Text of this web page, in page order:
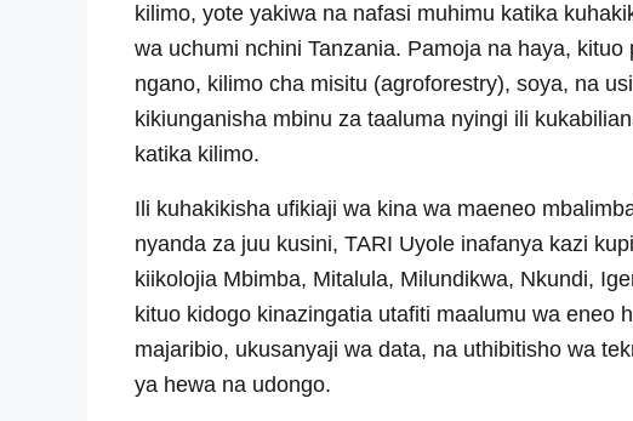
kilimo, yote yakiwa na nafasi muhimu katika
wa uchumi nchini Tanzania. Pamoja na haya,
ngano, kilimo cha misitu (agroforestry), soya, na
kikiunganisha mbinu za taaluma nyingi ili
katika kilimo.
Ili kuhakikisha ufikiaji wa kina wa maeneo
nyanda za juu kusini, TARI Uyole inafanya kazi
kiikolojia Mbimba, Mitalula, Milundikwa, Nkundi,
kituo kidogo kinazingatia utafiti maalumu wa eneo
majaribio, ukusanyaji wa data, na uthibitisho wa
ya hewa na udongo.